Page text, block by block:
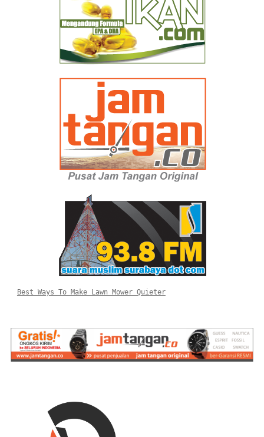
Best Ways To Make Lawn Mower Quieter